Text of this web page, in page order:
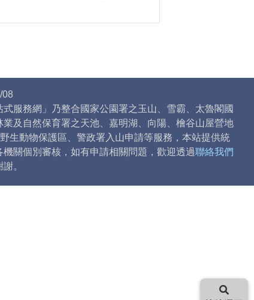
08
式服務網」乃整合國家公園署之玉山、雪霸、太魯閣國
業及自然保育署之天池、嘉明湖、向陽、檜谷山屋營地
生動物保護區、警政署入山申請等服務，本站提供統
機關個別審核，如有申請相關問題，歡迎透過聯絡我們
。